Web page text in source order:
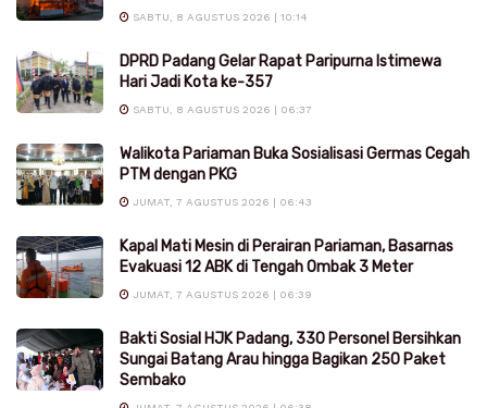
SABTU, 8 AGUSTUS 2026 | 10:14
DPRD Padang Gelar Rapat Paripurna Istimewa
Hari Jadi Kota ke-357
SABTU, 8 AGUSTUS 2026 | 06:37
Walikota Pariaman Buka Sosialisasi Germas Cegah
PTM dengan PKG
JUMAT, 7 AGUSTUS 2026 | 06:43
Kapal Mati Mesin di Perairan Pariaman, Basarnas
Evakuasi 12 ABK di Tengah Ombak 3 Meter
JUMAT, 7 AGUSTUS 2026 | 06:39
Bakti Sosial HJK Padang, 330 Personel Bersihkan
Sungai Batang Arau hingga Bagikan 250 Paket
Sembako